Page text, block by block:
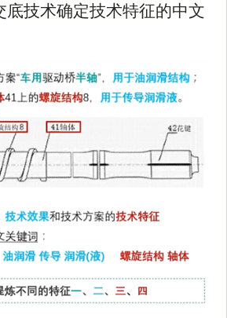
底技术确定技术特征的中文